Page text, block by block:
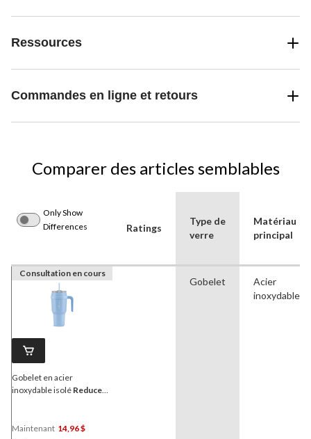
Ressources
Commandes en ligne et retours
Comparer des articles semblables
Only Show
Differences
Ratings
Type de
verre
Matériau
principal
Consultation en cours
Gobelet en acier
inoxydable isolé Reduce
Maintenant 14,96 $
Gobelet
Acier
inoxydable